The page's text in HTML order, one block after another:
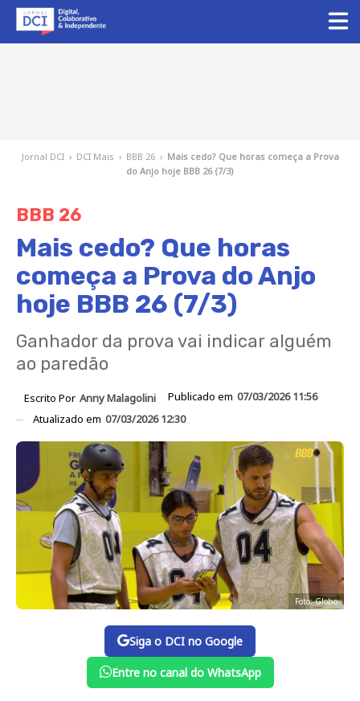
Jornal DCI › DCI Mais › BBB 26 › Mais cedo? Que horas começa a Prova
do Anjo hoje BBB 26 (7/3)
BBB 26
Mais cedo? Que horas
começa a Prova do Anjo
hoje BBB 26 (7/3)
Ganhador da prova vai indicar alguém
ao paredão
Escrito Por Anny Malagolini Publicado em 07/03/2026 11:56
Atualizado em 07/03/2026 12:30
Foto: Globo
Siga o DCI no Google
Entre no canal do WhatsApp